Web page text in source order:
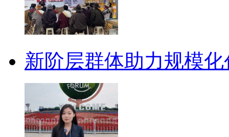
新阶层群体助力规模